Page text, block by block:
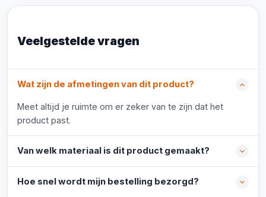
Veelgestelde vragen
Wat zijn de afmetingen van dit product?
Meet altijd je ruimte om er zeker van te zijn dat het
product past.
Van welk materiaal is dit product gemaakt?
Hoe snel wordt mijn bestelling bezorgd?